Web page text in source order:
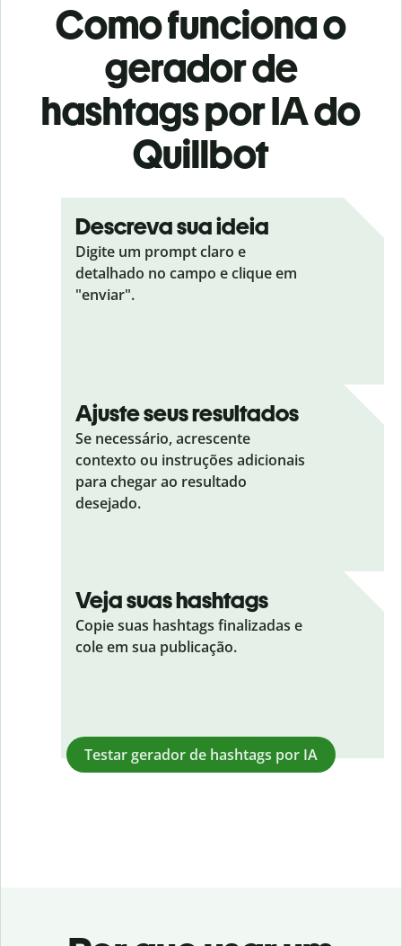
Como funciona o
gerador de
hashtags por IA do
Quillbot
Descreva sua ideia
Digite um prompt claro e
detalhado no campo e clique em
"enviar".
Ajuste seus resultados
Se necessário, acrescente
contexto ou instruções adicionais
para chegar ao resultado
desejado.
Veja suas hashtags
Copie suas hashtags finalizadas e
cole em sua publicação.
Testar gerador de hashtags por IA